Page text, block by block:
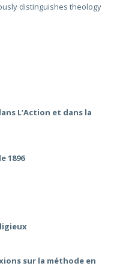
distinguishes theology
L’Action et dans la
1896
sur la méthode en